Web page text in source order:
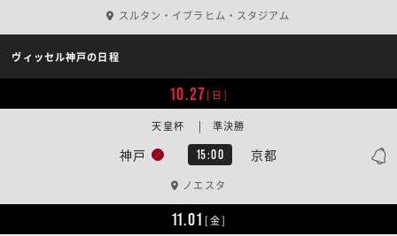
スルタン・イブラヒム・スタジアム
ヴィッセル神戸の日程
10.27[日]
神戸 15:00 京都
天皇杯 | 準決勝
ノエスタ
11.01 [金]